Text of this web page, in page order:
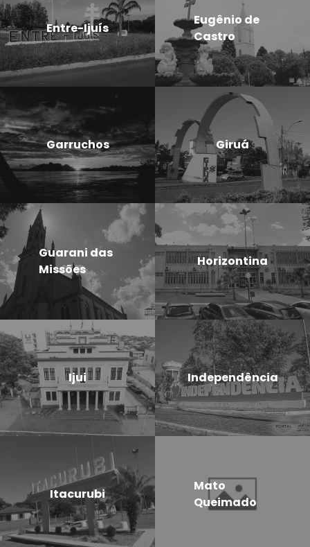
Entre-Ijuís
Eugênio de
Castro
Garruchos Giruá
Guarani das
Missões
Horizontina
Ijui Independência
Itacurubi
Mato
Queimado